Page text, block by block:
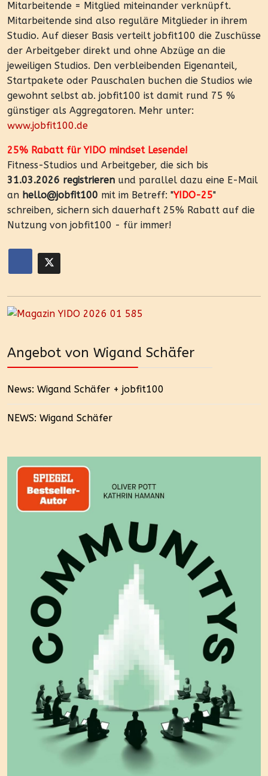
Mitarbeitende = Mitglied miteinander verknüpft.
Mitarbeitende sind also reguläre Mitglieder in ihrem
Studio. Auf dieser Basis verteilt jobfit100 die Zuschüsse
der Arbeitgeber direkt und ohne Abzüge an die
jeweiligen Studios. Den verbleibenden Eigenanteil,
Startpakete oder Pauschalen buchen die Studios wie
gewohnt selbst ab. jobfit100 ist damit rund 75 %
günstiger als Aggregatoren. Mehr unter:
www.jobfit100.de
25% Rabatt für YIDO mindset Lesende!
Fitness-Studios und Arbeitgeber, die sich bis
31.03.2026 registrieren und parallel dazu eine E-Mail
an hello@jobfit100 mit im Betreff: "YIDO-25"
schreiben, sichern sich dauerhaft 25% Rabatt auf die
Nutzung von jobfit100 - für immer!
Angebot von Wigand Schäfer
News: Wigand Schäfer + jobfit100
NEWS: Wigand Schäfer